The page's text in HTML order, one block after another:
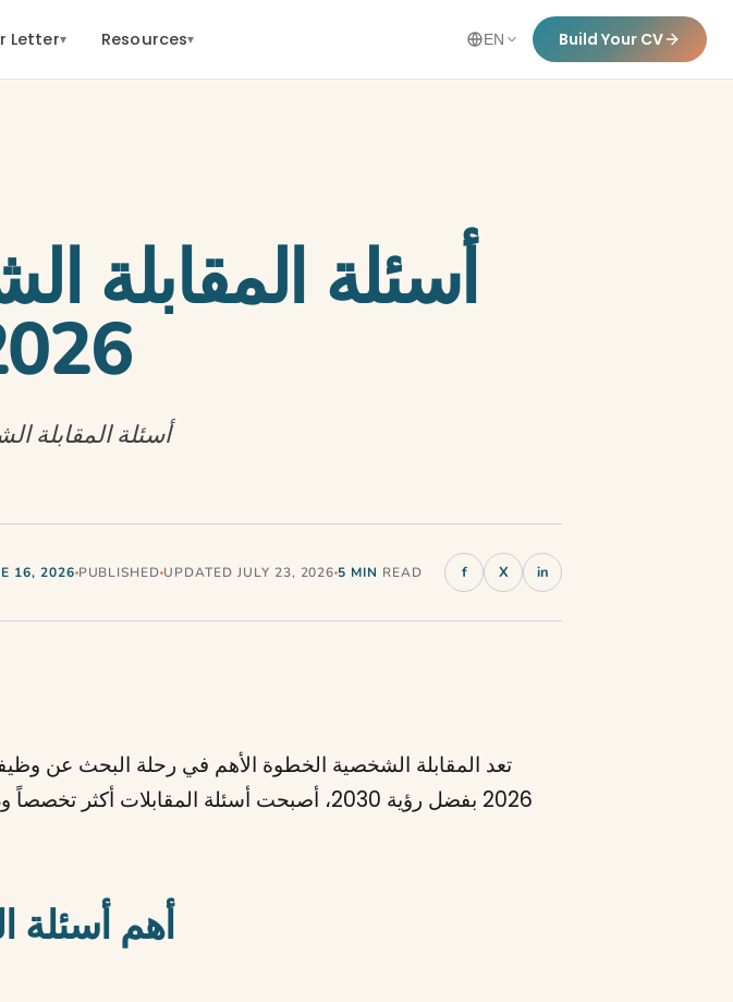
Letter▾ Resources▾ EN Build Your CV
أسئلة المقابلة
2026: دليل
16, 2026 PUBLISHED UPDATED JULY 23, 2026 5 MIN READ f X in
تعد المقابلة الشخصية الخطوة الأهم في رحلة البحث عن
2026 بفضل رؤية 2030، أصبحت أسئلة
أهم أسئلة